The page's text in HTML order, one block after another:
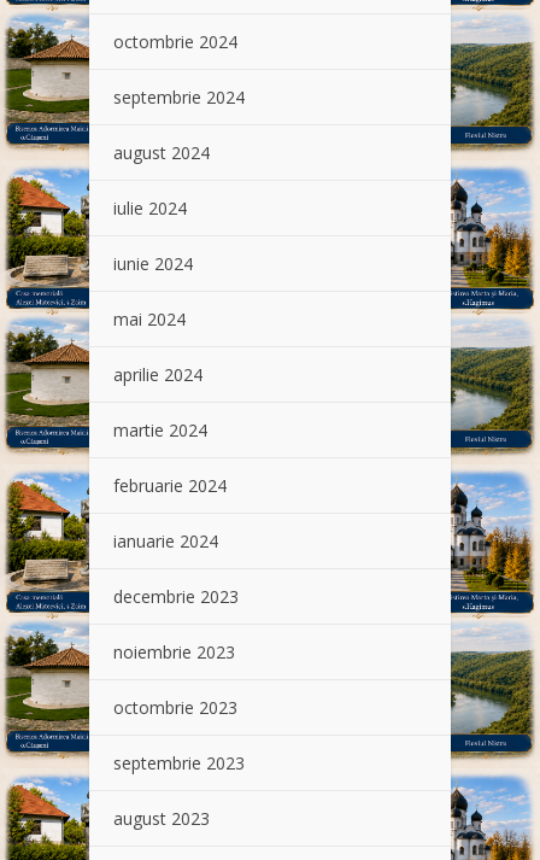
octombrie 2024
septembrie 2024
august 2024
iulie 2024
iunie 2024
mai 2024
aprilie 2024
martie 2024
februarie 2024
ianuarie 2024
decembrie 2023
noiembrie 2023
octombrie 2023
septembrie 2023
august 2023